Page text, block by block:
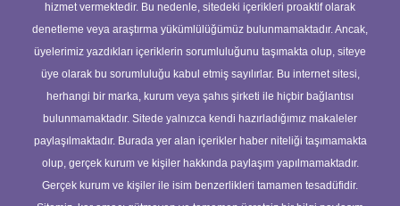
hizmet vermektedir. Bu nedenle, sitedeki içerikleri proaktif olarak
denetleme veya araştırma yükümlülüğümüz bulunmamaktadır. Ancak,
üyelerimiz yazdıkları içeriklerin sorumluluğunu taşımakta olup, siteye
üye olarak bu sorumluluğu kabul etmiş sayılırlar. Bu internet sitesi,
herhangi bir marka, kurum veya şahıs şirketi ile hiçbir bağlantısı
bulunmamaktadır. Sitede yalnızca kendi hazırladığımız makaleler
paylaşılmaktadır. Burada yer alan içerikler haber niteliği taşımamakta
olup, gerçek kurum ve kişiler hakkında paylaşım yapılmamaktadır.
Gerçek kurum ve kişiler ile isim benzerlikleri tamamen tesadüfidir.